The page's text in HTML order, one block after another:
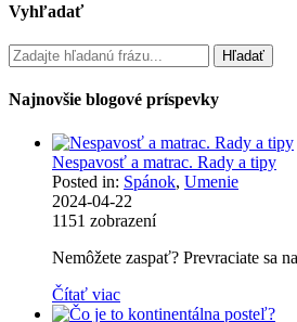
Vyhľadať
Najnovšie blogové príspevky
Nespavosť a matrac. Rady a tipy
Posted in: Spánok, Umenie
2024-04-22
1151 zobrazení
Nemôžete zaspať? Prevraciate sa
Čítať viac